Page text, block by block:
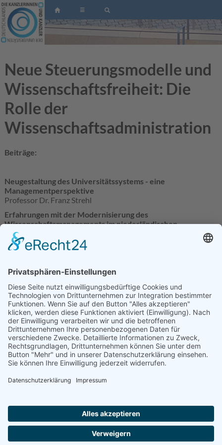
☰
Neue Steuerungsmodelle und
Wissenschaftsfreiheit: Die
Rolle der
Wissenschaftsadministration
Beiträge:
Neugestaltung des Universitätssystems - eine
Managementperspektive
Professor Dr. Franz Strehl
Erfahrungen mit der Modernisierung des
Wissenschaftsmanagements im niederländischen
Hochschulsystem
Drs. Dr. Harry J. Brinkmann
Professor Dr. Thomas Groß
Wissenschaftsmanagement
Professor Dr. Hanns H. Seidler
Internationale Hochschultrends und Reformen: Über die
Arbeit des "Programme on Institutional Management in
Higher Education" (IMHE) der OECD
Dr. Johannes Balve
Motivation, Organisation, Administration - über
Arbeitsbedingungen in der Universitätswelt aus
soziologischer Sicht
Professor Dr. Paul Kellermann
DATENSCHUTZ IMPRESSUM